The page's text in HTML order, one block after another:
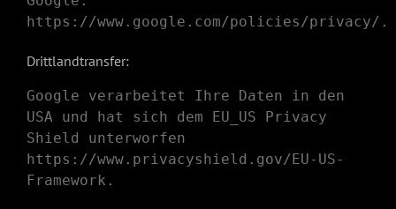
https://www.google.com/policies/privacy/ .
Drittlandtransfer:
Google verarbeitet Ihre Daten in den
USA und hat sich dem EU_US Privacy
Shield unterworfen
https://www.privacyshield.gov/EU-US-
Framework .